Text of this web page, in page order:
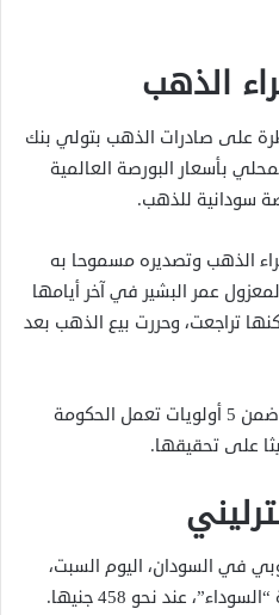
الذهب
على صادرات الذهب بتولي بنك
بأسعار البورصة العالمية
سودانية للذهب.
الذهب وتصديره مسموحا به
عمر البشير في آخر أيامها
تراجعت، وحررت بيع الذهب بعد
ويأتي إصلاح الاقتصاد المتدهور ضمن 5 أولويات تعمل الحكومة
على تحقيقها.
في السودان، اليوم السبت،
عند نحو 458 جنيها.